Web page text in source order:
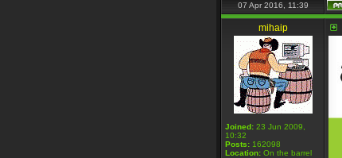
07 Apr 2016, 11:39
mihaip
Joined: 23 Jun 2009,
10:32
Posts: 162098
Location: On the barrel